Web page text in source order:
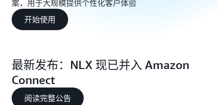
案，用于大规模提供个性化客户体验
开始使用
最新发布：NLX 现已并入 Amazon
Connect
阅读完整公告